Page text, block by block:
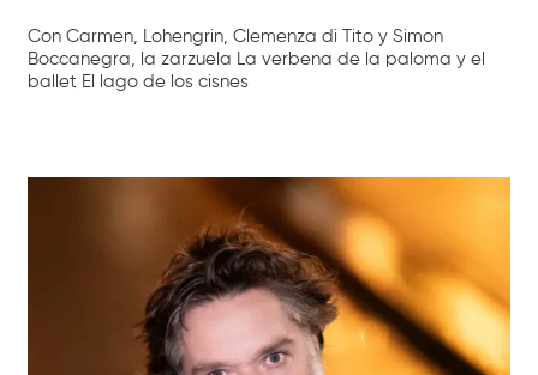
Con Carmen, Lohengrin, Clemenza di Tito y Simon
Boccanegra, la zarzuela La verbena de la paloma y el
ballet El lago de los cisnes